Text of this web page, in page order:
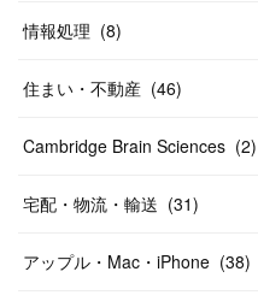
情報処理 (8)
住まい・不動産 (46)
Cambridge Brain Sciences (2)
宅配・物流・輸送 (31)
アップル・Mac・iPhone (38)